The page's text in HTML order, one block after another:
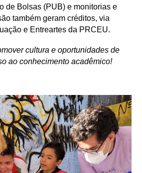
de Bolsas (PUB) e monitorias e
também geram créditos, via
e Entreartes da PRCEU.
cultura e oportunidades de
ao conhecimento acadêmico!